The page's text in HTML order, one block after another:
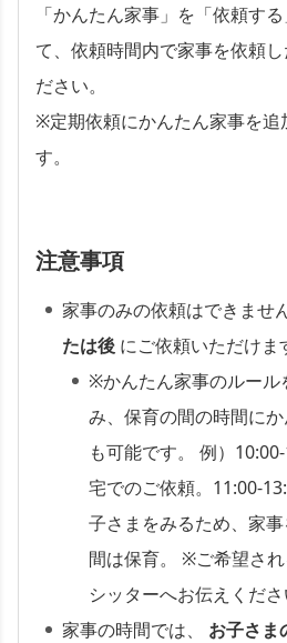
「かんたん家事」を「依頼す
て、依頼時間内で家事を依頼
ださい。
※定期依頼にかんたん家事を追
す。
注意事項
家事のみの依頼はできませ
たは後 にご依頼いただけま
※かんたん家事のルール
み、保育の間の時間に
も可能です。 例）
宅でのご依頼。11:00-
子さまをみるため、家
間は保育。 ※ご希望さ
シッターへお伝えくだ
家事の時間では、 お子さま